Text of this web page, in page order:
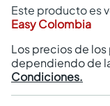
Este producto es
Easy Colombia
Los precios de
dependiendo de
Condiciones.